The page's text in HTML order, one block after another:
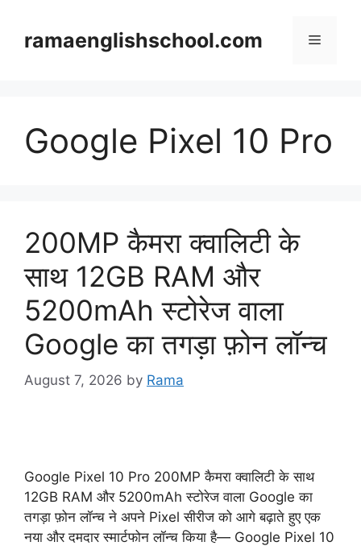
contentramaenglishschool.com Menu
Google Pixel 10 Pro
200MP कैमरा क्वालिटी के
साथ 12GB RAM और
5200mAh स्टोरेज वाला
Google का तगड़ा फ़ोन लॉन्च
August 7, 2026 by Rama
Google Pixel 10 Pro 200MP कैमरा क्वालिटी के साथ
12GB RAM और 5200mAh स्टोरेज वाला Google का
तगड़ा फ़ोन लॉन्च ने अपने Pixel सीरीज को आगे बढ़ाते हुए एक
नया और दमदार स्मार्टफोन लॉन्च किया है— Google Pixel 10